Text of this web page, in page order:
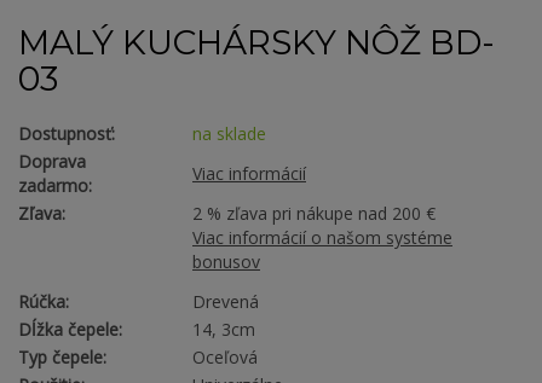
MALÝ KUCHÁRSKY NÔŽ BD-
03
Dostupnosť:
na sklade
Doprava
zadarmo:
Viac informácií
Zľava:
2 % zľava pri nákupe nad 200 €
Viac informácií o našom systéme
bonusov
Rúčka:
Drevená
Dĺžka čepele:
14, 3cm
Typ čepele:
Oceľová